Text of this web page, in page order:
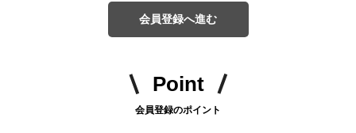
会員登録へ進む
Point
会員登録のポイント